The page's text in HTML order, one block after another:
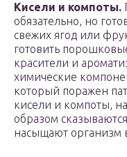
Кисели и компоты.
обязательно, но
свежих ягод или
готовить
красители и
химические
который поражен
кисели и компоты,
образом
насыщают организм